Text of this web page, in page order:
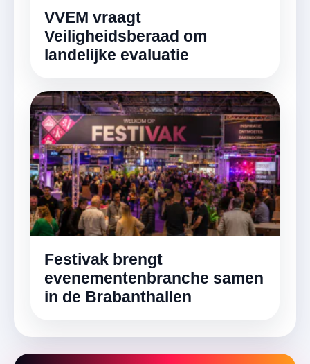
VVEM vraagt
Veiligheidsberaad om
landelijke evaluatie
Festivak brengt
evenementenbranche samen
in de Brabanthallen